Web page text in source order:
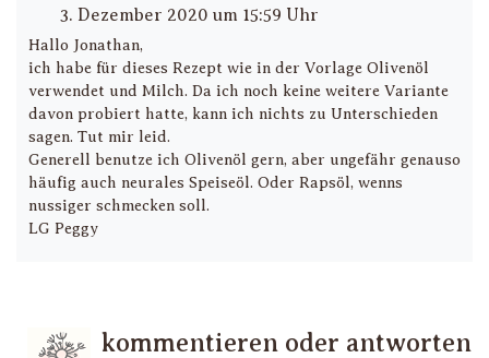
3. Dezember 2020 um 15:59 Uhr
Hallo Jonathan,
ich habe für dieses Rezept wie in der Vorlage Olivenöl
verwendet und Milch. Da ich noch keine weitere Variante
davon probiert hatte, kann ich nichts zu Unterschieden
sagen. Tut mir leid.
Generell benutze ich Olivenöl gern, aber ungefähr genauso
häufig auch neurales Speiseöl. Oder Rapsöl, wenns
nussiger schmecken soll.
LG Peggy
kommentieren oder antworten